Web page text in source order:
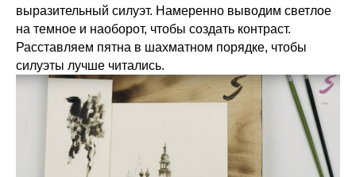
выразительный силуэт. Намеренно выводим светлое
на темное и наоборот, чтобы создать контраст.
Расставляем пятна в шахматном порядке, чтобы
силуэты лучше читались.